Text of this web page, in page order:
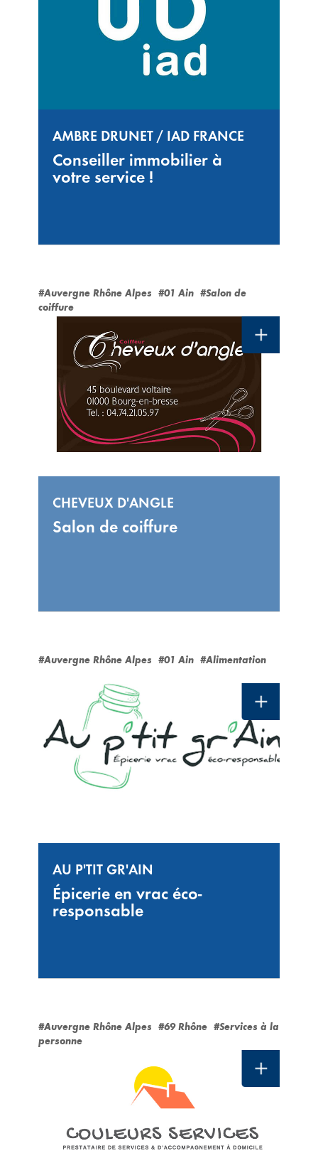
AMBRE DRUNET / IAD FRANCE
Conseiller immobilier à
votre service !
#Auvergne Rhône Alpes #01 Ain #Salon de
coiffure
CHEVEUX D'ANGLE
Salon de coiffure
#Auvergne Rhône Alpes #01 Ain #Alimentation
AU P'TIT GR'AIN
Épicerie en vrac éco-
responsable
#Auvergne Rhône Alpes #69 Rhône #Services à la
personne